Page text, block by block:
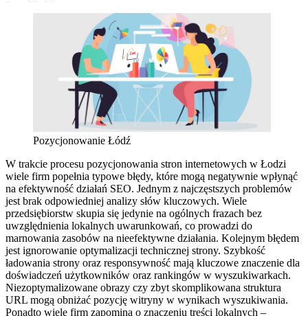
Pozycjonowanie Łódź
W trakcie procesu pozycjonowania stron internetowych w Łodzi
wiele firm popełnia typowe błędy, które mogą negatywnie wpłynąć
na efektywność działań SEO. Jednym z najczęstszych problemów
jest brak odpowiedniej analizy słów kluczowych. Wiele
przedsiębiorstw skupia się jedynie na ogólnych frazach bez
uwzględnienia lokalnych uwarunkowań, co prowadzi do
marnowania zasobów na nieefektywne działania. Kolejnym błędem
jest ignorowanie optymalizacji technicznej strony. Szybkość
ładowania strony oraz responsywność mają kluczowe znaczenie dla
doświadczeń użytkowników oraz rankingów w wyszukiwarkach.
Niezoptymalizowane obrazy czy zbyt skomplikowana struktura
URL mogą obniżać pozycję witryny w wynikach wyszukiwania.
Ponadto wiele firm zapomina o znaczeniu treści lokalnych –